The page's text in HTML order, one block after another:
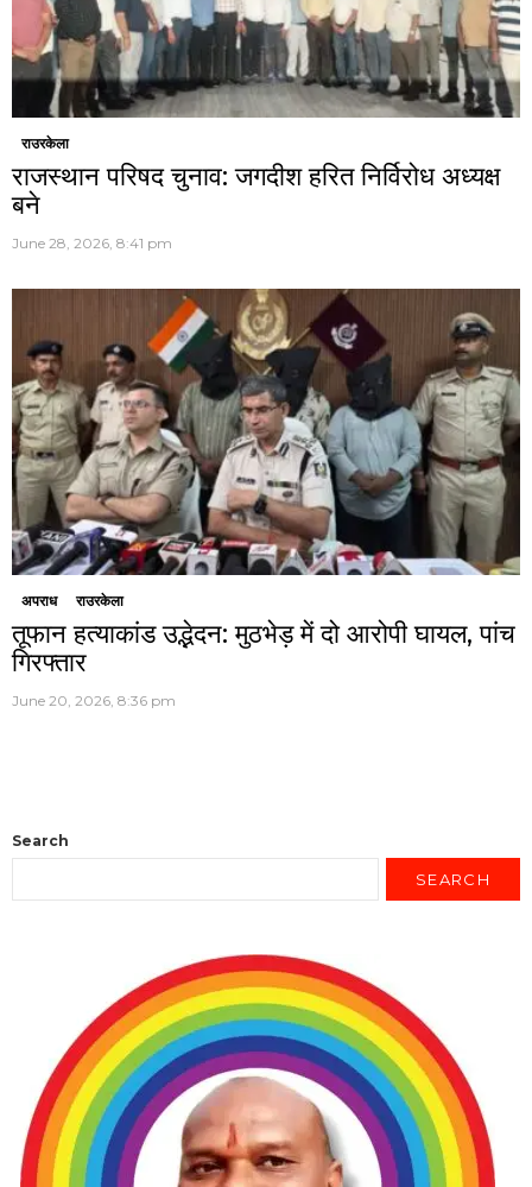
राउरकेला
राजस्थान परिषद चुनाव: जगदीश हरित निर्विरोध अध्यक्ष
बने
June 28, 2026, 8:41 pm
अपराध राउरकेला
तूफान हत्याकांड उद्भेदन: मुठभेड़ में दो आरोपी घायल, पांच
गिरफ्तार
June 20, 2026, 8:36 pm
Search
SEARCH